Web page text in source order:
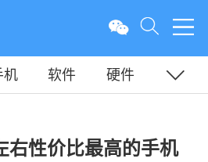
机 软件
硬件
右性价比最高的手机